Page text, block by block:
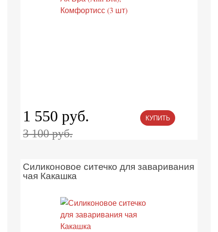
1 550 руб.
3 100 руб.
КУПИТЬ
Силиконовое ситечко для заваривания
чая Какашка